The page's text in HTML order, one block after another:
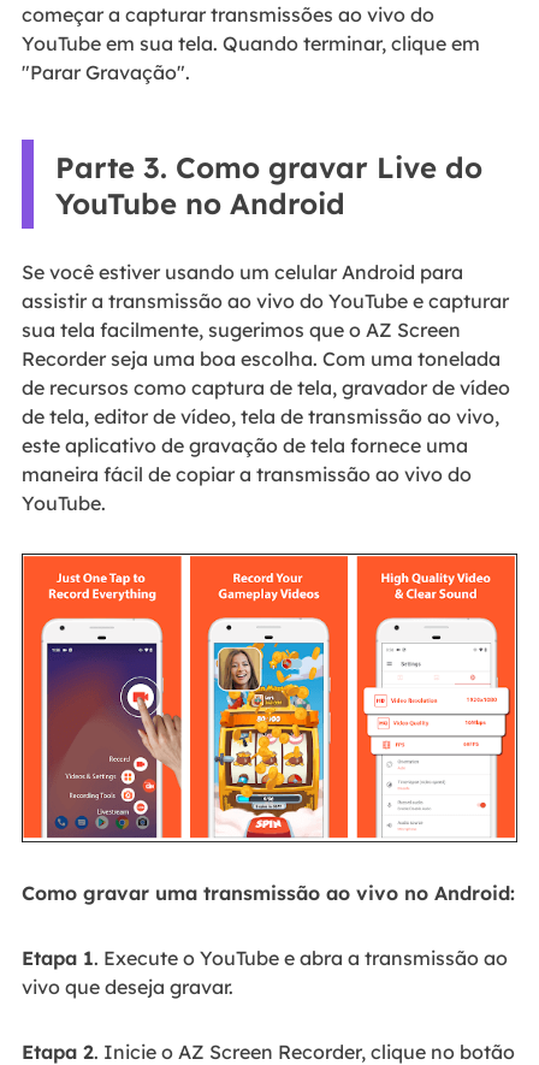
começar a capturar transmissões ao vivo do
YouTube em sua tela. Quando terminar, clique em
"Parar Gravação".
Parte 3. Como gravar Live do
YouTube no Android
Se você estiver usando um celular Android para
assistir a transmissão ao vivo do YouTube e capturar
sua tela facilmente, sugerimos que o AZ Screen
Recorder seja uma boa escolha. Com uma tonelada
de recursos como captura de tela, gravador de vídeo
de tela, editor de vídeo, tela de transmissão ao vivo,
este aplicativo de gravação de tela fornece uma
maneira fácil de copiar a transmissão ao vivo do
YouTube.
Como gravar uma transmissão ao vivo no Android:
Etapa 1. Execute o YouTube e abra a transmissão ao
vivo que deseja gravar.
Etapa 2. Inicie o AZ Screen Recorder, clique no botão